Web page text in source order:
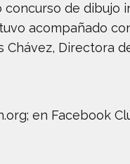
de dibujo
acompañado
Chávez, Directora
en Facebook